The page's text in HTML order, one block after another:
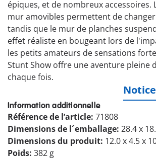
épiques, et de nombreux accessoires.
mur amovibles permettent de
tandis que le mur de planches
effet réaliste en bougeant lors de
les petits amateurs de sensations
Stunt Show offre une aventure pleine
chaque fois.
Information additionnelle
Référence de l’article: 71808
Dimensions de l´emballage: 28.4 x
Dimensions du produit: 12.0 x 4.5 x
Poids: 382 g